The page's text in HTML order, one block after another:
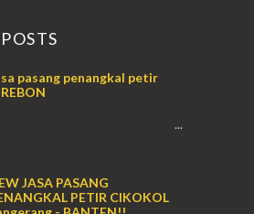
pasang penangkal petir
JASA PASANG
PETIR CIKOKOL